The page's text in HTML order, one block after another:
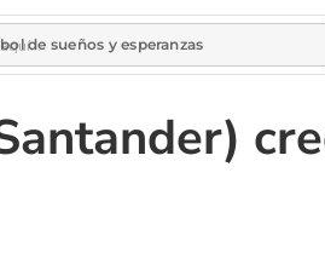
de sueños y esperanzas